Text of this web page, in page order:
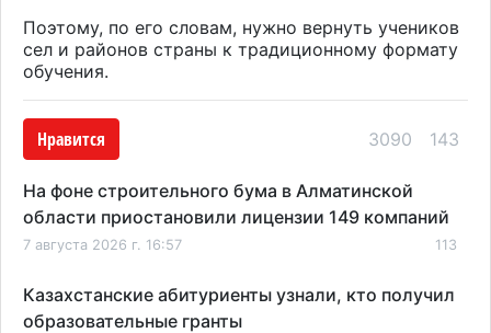
Поэтому, по его словам, нужно вернуть учеников
сел и районов страны к традиционному формату
обучения.
Нравится 3090 143
На фоне строительного бума в Алматинской
области приостановили лицензии 149 компаний
7 августа 2026 г. 16:57 113
Казахстанские абитуриенты узнали, кто получил
образовательные гранты